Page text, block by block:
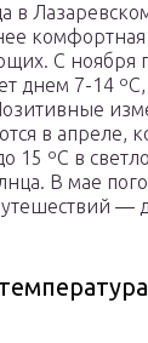
в
комфортная
С ноября
днем 7-14
в апреле,
15 ºС в
В мае
—